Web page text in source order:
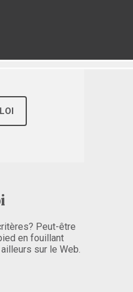
Peut-être
en fouillant
sur le Web.